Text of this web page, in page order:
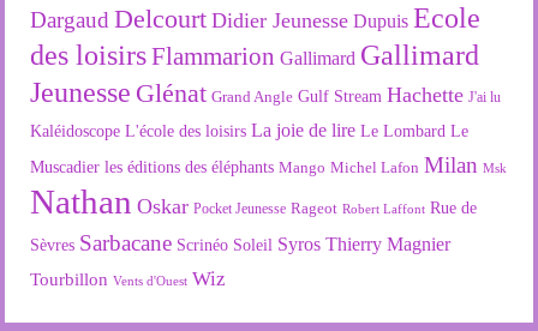
Dargaud Delcourt Didier Jeunesse Dupuis Ecole
des loisirsFlammarion Gallimard Gallimard
Jeunesse Glénat Grand Angle Gulf Stream Hachette J'ai lu
Kaléidoscope L'école des loisirs La joie de lire Le Lombard Le
Muscadier les éditions des éléphants Mango Michel Lafon Milan Msk
Nathan Oskar Pocket Jeunesse Rageot Robert Laffont Rue de
Sèvres Sarbacane Scrinéo Soleil Syros Thierry Magnier
Tourbillon Vents d'Ouest Wiz